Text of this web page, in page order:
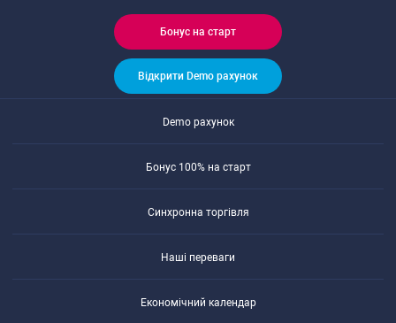
Бонуc на cтарт
Відкрити Demo рахунок
Demo рахунок
Бонуc 100% на cтарт
Cинхронна торгівля
Наші переваги
Економічний календар